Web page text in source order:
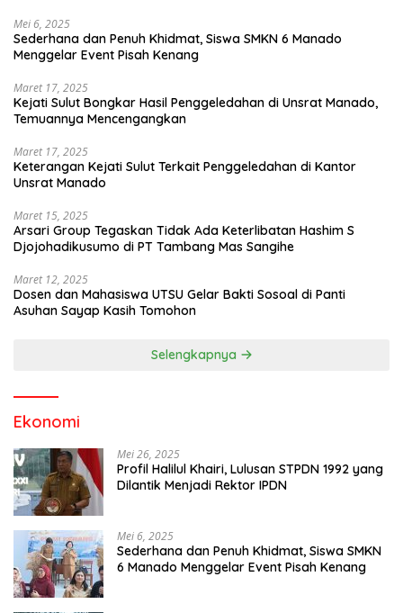
Mei 6, 2025
Sederhana dan Penuh Khidmat, Siswa SMKN 6 Manado
Menggelar Event Pisah Kenang
Maret 17, 2025
Kejati Sulut Bongkar Hasil Penggeledahan di Unsrat Manado,
Temuannya Mencengangkan
Maret 17, 2025
Keterangan Kejati Sulut Terkait Penggeledahan di Kantor
Unsrat Manado
Maret 15, 2025
Arsari Group Tegaskan Tidak Ada Keterlibatan Hashim S
Djojohadikusumo di PT Tambang Mas Sangihe
Maret 12, 2025
Dosen dan Mahasiswa UTSU Gelar Bakti Sosoal di Panti
Asuhan Sayap Kasih Tomohon
Selengkapnya
Ekonomi
Mei 26, 2025
Profil Halilul Khairi, Lulusan STPDN 1992 yang
Dilantik Menjadi Rektor IPDN
Mei 6, 2025
Sederhana dan Penuh Khidmat, Siswa SMKN
6 Manado Menggelar Event Pisah Kenang